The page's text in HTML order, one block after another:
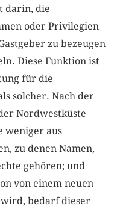
darin, die
oder Privilegien
zu bezeugen
Diese Funktion ist
für die
solcher. Nach der
Nordwestküste
weniger aus
zu denen Namen,
gehören; und
von einem neuen
bedarf dieser